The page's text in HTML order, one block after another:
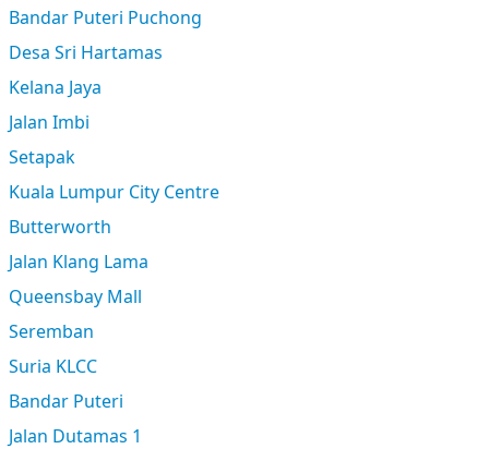
Bandar Puteri Puchong
Desa Sri Hartamas
Kelana Jaya
Jalan Imbi
Setapak
Kuala Lumpur City Centre
Butterworth
Jalan Klang Lama
Queensbay Mall
Seremban
Suria KLCC
Bandar Puteri
Jalan Dutamas 1